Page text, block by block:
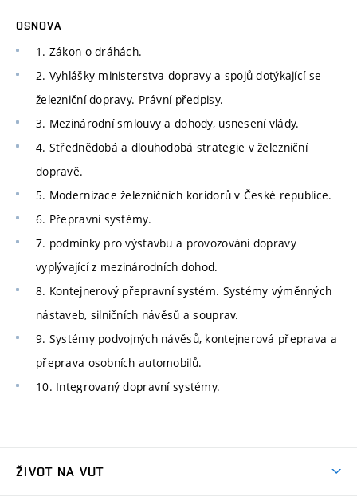
OSNOVA
1. Zákon o dráhách.
2. Vyhlášky ministerstva dopravy a spojů dotýkající se
železniční dopravy. Právní předpisy.
3. Mezinárodní smlouvy a dohody, usnesení vlády.
4. Střednědobá a dlouhodobá strategie v železniční
dopravě.
5. Modernizace železničních koridorů v České republice.
6. Přepravní systémy.
7. podmínky pro výstavbu a provozování dopravy
vyplývající z mezinárodních dohod.
8. Kontejnerový přepravní systém. Systémy výměnných
nástaveb, silničních návěsů a souprav.
9. Systémy podvojných návěsů, kontejnerová přeprava a
přeprava osobních automobilů.
10. Integrovaný dopravní systémy.
ŽIVOT NA VUT